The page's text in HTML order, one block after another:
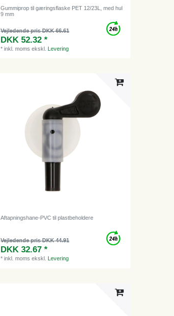
Gummiprop til gæringsflaske PET 12/23L, med hul
9 mm
Vejledende pris DKK 66.61
DKK 52.32 *
*inkl. moms ekskl. Levering
Aftapningshane-PVC til plastbeholdere
Vejledende pris DKK 44.91
DKK 32.67 *
*inkl. moms ekskl. Levering